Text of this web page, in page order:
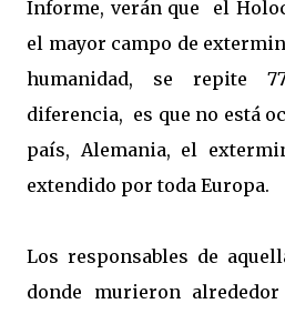
Informe, verán que el
el mayor campo de
humanidad, se repite
diferencia, es que no está
país, Alemania, el
extendido por toda Europa.
Los responsables de
donde murieron